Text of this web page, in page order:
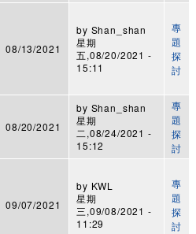
08/13/2021
by Shan_shan
星期
五,08/20/2021 -
15:11
專
題
探
討
08/20/2021
by Shan_shan
星期
二,08/24/2021 -
15:12
專
題
探
討
09/07/2021
by KWL
星期
三,09/08/2021 -
11:29
專
題
探
討